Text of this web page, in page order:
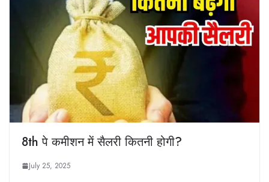
8th पे कमीशन में सैलरी कितनी होगी?
July 25, 2025